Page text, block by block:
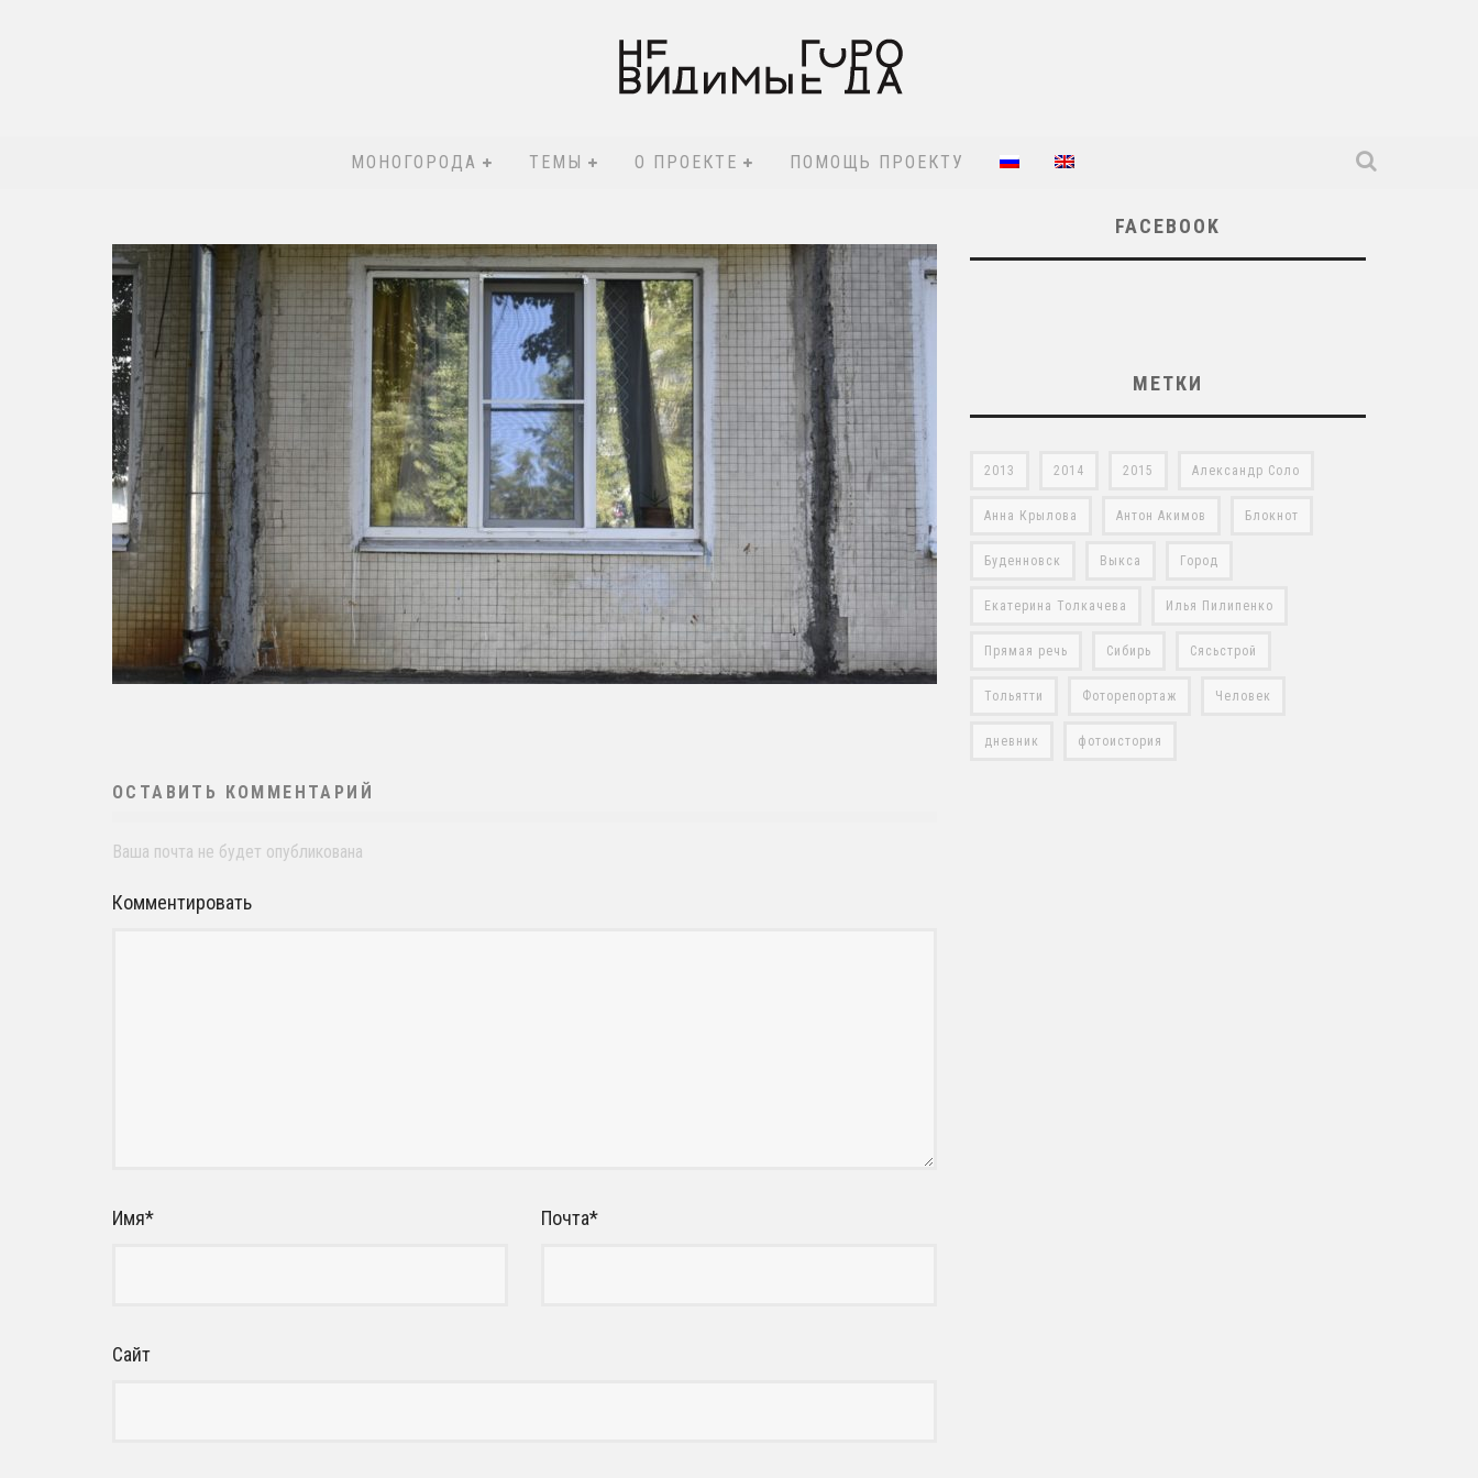
МОНОГОРОДА ТЕМЫ О ПРОЕКТЕ ПОМОЩЬ ПРОЕКТУ
ОСТАВИТЬ КОММЕНТАРИЙ
Ваша почта не будет опубликована
Комментировать
Имя* Почта*
Сайт
FACEBOOK
МЕТКИ
2013 2014 2015 Александр Соло
Анна Крылова Антон Акимов Блокнот
Буденновск Выкса Город
Екатерина Толкачева Илья Пилипенко
Прямая речь Сибирь Сясьстрой
Тольятти Фоторепортаж Человек
дневник фотоистория